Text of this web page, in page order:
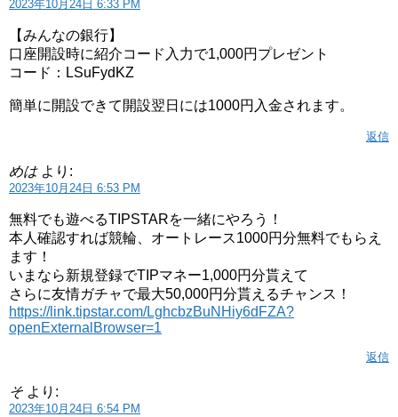
2023年10月24日 6:33 PM
【みんなの銀行】
口座開設時に紹介コード入力で1,000円プレゼント
コード：LSuFydKZ
簡単に開設できて開設翌日には1000円入金されます。
返信
めは より:
2023年10月24日 6:53 PM
無料でも遊べるTIPSTARを一緒にやろう！
本人確認すれば競輪、オートレース1000円分無料でもらえ
ます！
いまなら新規登録でTIPマネー1,000円分貰えて
さらに友情ガチャで最大50,000円分貰えるチャンス！
https://link.tipstar.com/LghcbzBuNHiy6dFZA?
openExternalBrowser=1
返信
そ より:
2023年10月24日 6:54 PM